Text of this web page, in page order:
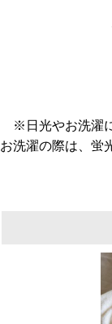
※日光やお洗濯
お洗濯の際は、蛍